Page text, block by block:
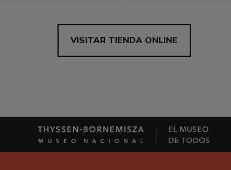
VISITAR TIENDA ONLINE